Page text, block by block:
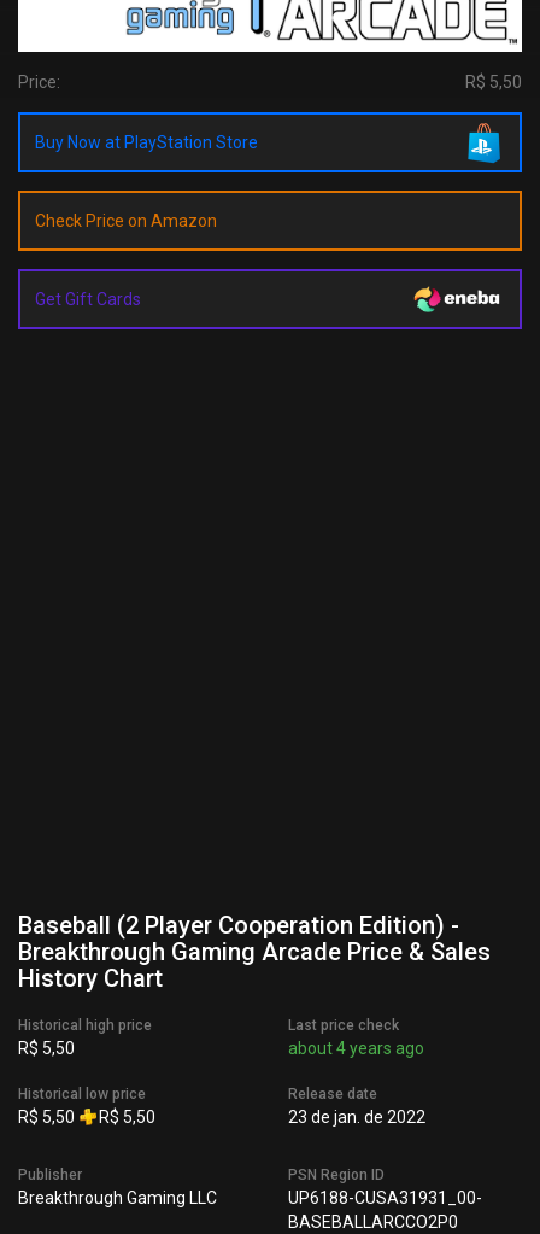
Price: R$ 5,50
Buy Now at PlayStation Store
Check Price on Amazon
Get Gift Cards
Baseball (2 Player Cooperation Edition) -
Breakthrough Gaming Arcade Price & Sales
History Chart
Historical high price
R$ 5,50
Historical low price
R$ 5,50 R$ 5,50
Last price check
about 4 years ago
Release date
23 de jan. de 2022
Publisher
Breakthrough Gaming LLC
PSN Region ID
UP6188-CUSA31931_00-
BASEBALLARCCO2P0